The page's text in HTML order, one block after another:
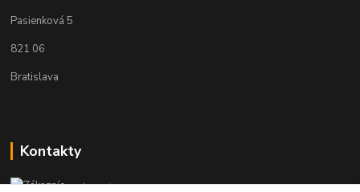
Pasienková 5
821 06
Bratislava
Kontakty
Zákaznícka podpora KaravanPoint